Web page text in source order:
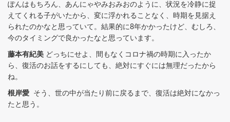
ぽんはもちろん、あんにゃやみおみおのように、状況を冷静に捉
えてくれる子がいたから、変に浮かれることなく、時期を見据え
られたのかなと思っていて。結果的に8年かかったけど、むしろ、
今のタイミングで良かったなと思っています。
藤本有紀美 どっちにせよ、間もなくコロナ禍の時期に入ったか
ら、復活のお話をするにしても、絶対にすぐには無理だったから
ね。
根岸愛 そう、世の中が当たり前に戻るまで、復活は絶対になかっ
たと思う。